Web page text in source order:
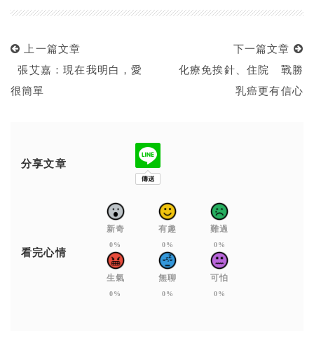
上一篇文章
張艾嘉：現在我明白，愛
很簡單
下一篇文章
化療免挨針、住院 戰勝
乳癌更有信心
分享文章
看完心情
新奇
0%
有趣
0%
難過
0%
生氣
0%
無聊
0%
可怕
0%